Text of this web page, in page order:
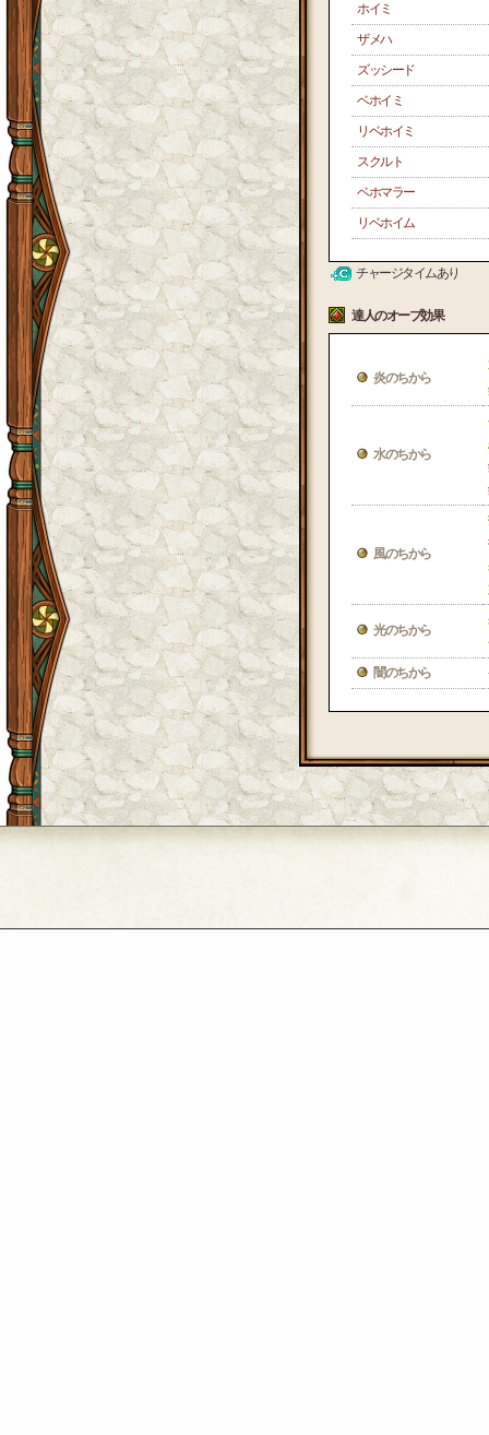
ホイミ
ザメハ
ズッシード
ベホイミ
リベホイミ
スクルト
ベホマラー
リベホイム
チャージタイムあり
達人のオーブ効果
炎のちから
水のちから
風のちから
光のちから
闇のちから